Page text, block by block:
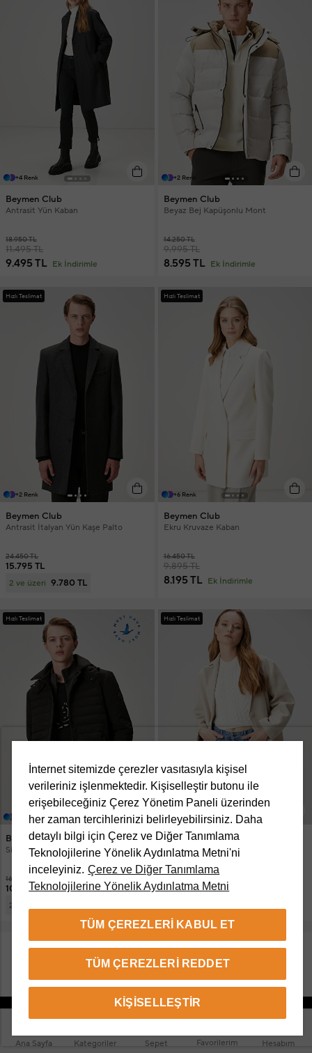
Ana Sayfa Kategoriler Sepet Favorilerim Hesabım
+4 Renk
Beymen Club
Antrasit Yün Kaban
18.950 TL
11.495 TL
9.495 TL Ek İndirimle
+2 Renk
Beymen Club
Beyaz Bej Kapüşonlu Mont
14.250 TL
9.995 TL
8.595 TL Ek İndirimle
Hızlı Teslimat
+2 Renk
Beymen Club
Antrasit İtalyan Yün Kaşe Palto
24.450 TL
15.795 TL
2 ve üzeri 9.780 TL
Hızlı Teslimat
+6 Renk
Beymen Club
Ekru Kruvaze Kaban
16.450 TL
9.895 TL
8.195 TL Ek İndirimle
Hızlı Teslimat
+1 Renk
Beymen Club
Siyah Kapüşonlu Kapitoneli Mont
16.450 TL
10.795 TL
2 ve üzeri
Hızlı Teslimat
+4 Renk
Beymen Club
Kırık Beyaz Kaban
12.495 TL
DAHA FAZLA ÜRÜN GÖSTER
İnternet sitemizde çerezler vasıtasıyla kişisel
verileriniz işlenmektedir. Kişiselleştir butonu ile
erişebileceğiniz Çerez Yönetim Paneli üzerinden
her zaman tercihlerinizi belirleyebilirsiniz. Daha
detaylı bilgi için Çerez ve Diğer Tanımlama
Teknolojilerine Yönelik Aydınlatma Metni'ni
inceleyiniz. Çerez ve Diğer Tanımlama
Teknolojilerine Yönelik Aydınlatma Metni
TÜM ÇEREZLERI KABUL ET
TÜM ÇEREZLERI REDDET
KIŞISELLEŞTIR